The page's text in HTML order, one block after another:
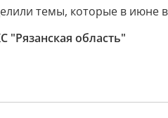
темы, которые в июне
"Рязанская область"